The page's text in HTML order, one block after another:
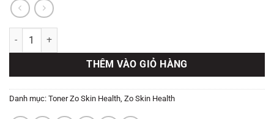
Nước hoa hồng CALMING TONER Zo Skin Health số lượng
THÊM VÀO GIỎ HÀNG
Danh mục: Toner Zo Skin Health, Zo Skin Health